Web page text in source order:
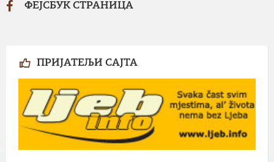
ФЕЈСБУК СТРАНИЦА
ПРИЈАТЕЉИ САЈТА